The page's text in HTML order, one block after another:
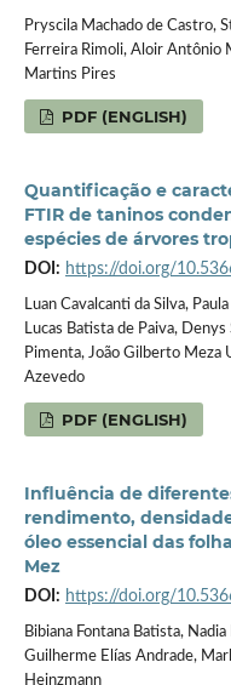
Pryscila Machado de Castro,
Ferreira Rimoli, Aloir Antônio
Martins Pires
PDF (ENGLISH)
Quantificação e
FTIR de taninos
espécies de árvores
DOI: https://doi.org/
Luan Cavalcanti da Silva,
Lucas Batista de Paiva,
Pimenta, João Gilberto Meza
Azevedo
PDF (ENGLISH)
Influência de
rendimento,
óleo essencial das
Mez
DOI: https://doi.org/
Bibiana Fontana Batista,
Guilherme Elías Andrade,
Heinzmann